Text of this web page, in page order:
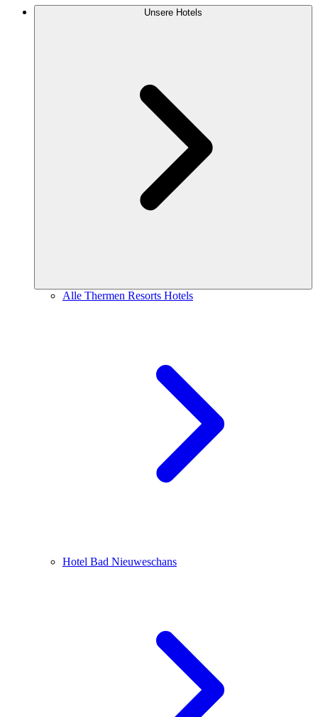
Unsere Hotels
Alle Thermen Resorts Hotels
Hotel Bad Nieuweschans